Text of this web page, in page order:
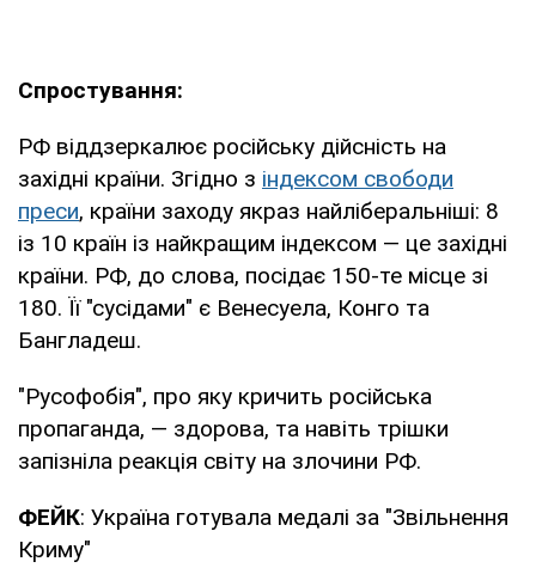
Спростування:
РФ віддзеркалює російську дійсність на
західні країни. Згідно з індексом свободи
преси, країни заходу якраз найліберальніші: 8
із 10 країн із найкращим індексом — це західні
країни. РФ, до слова, посідає 150-те місце зі
180. Її "сусідами" є Венесуела, Конго та
Бангладеш.
"Русофобія", про яку кричить російська
пропаганда, — здорова, та навіть трішки
запізніла реакція світу на злочини РФ.
ФЕЙК: Україна готувала медалі за "Звільнення
Криму"